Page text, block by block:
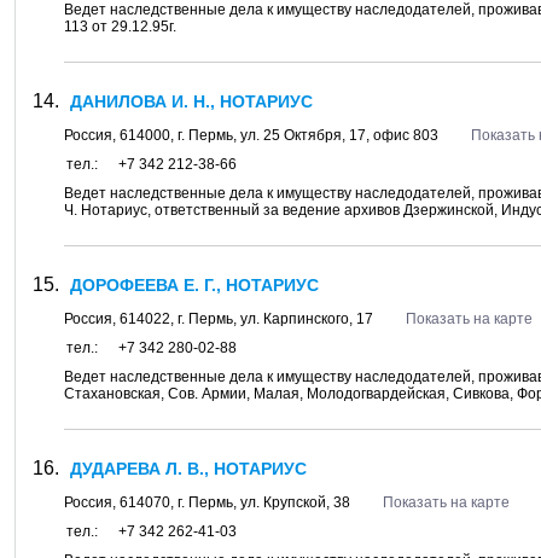
Ведет наследственные дела к имуществу наследодателей,
113 от 29.12.95г.
ДАНИЛОВА И. Н., НОТАРИУС
Россия, 614000, г. Пермь, ул. 25 Октября, 17, офис 803
Показать
тел.:
+7 342 212-38-66
Ведет наследственные дела к имуществу наследодателей,
Ч. Нотариус, ответственный за ведение архивов Дзержинской,
ДОРОФЕЕВА Е. Г., НОТАРИУС
Россия, 614022, г. Пермь, ул. Карпинского, 17
Показать на карте
тел.:
+7 342 280-02-88
Ведет наследственные дела к имуществу наследодателей,
Стахановская, Сов. Армии, Малая, Молодогвардейская, Сивкова,
ДУДАРЕВА Л. В., НОТАРИУС
Россия, 614070, г. Пермь, ул. Крупской, 38
Показать на карте
тел.:
+7 342 262-41-03